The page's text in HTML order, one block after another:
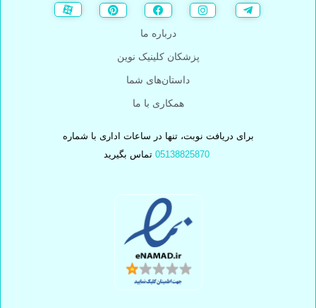
درباره ما
پزشکان کلینیک نوین
داستان‌های شما
همکاری با ما
برای دریافت نوبت، تنها در ساعات اداری با شماره
05138825870 تماس بگیرید